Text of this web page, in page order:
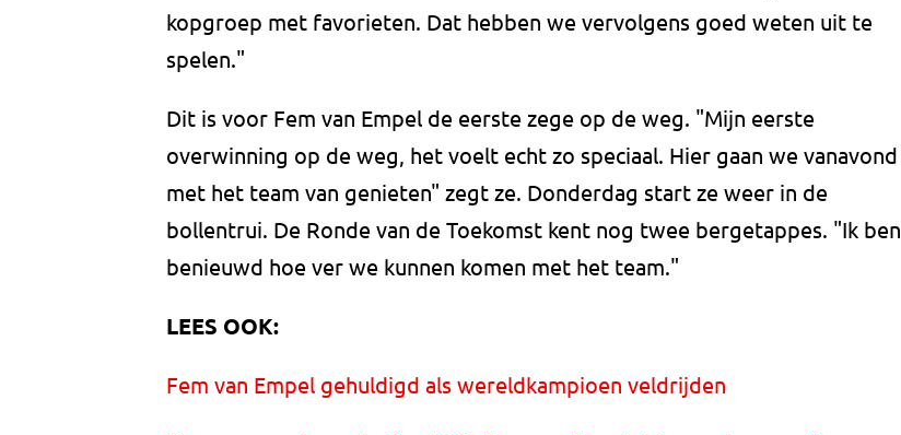
kopgroep met favorieten. Dat hebben we vervolgens goed weten uit te
spelen."
Dit is voor Fem van Empel de eerste zege op de weg. "Mijn eerste
overwinning op de weg, het voelt echt zo speciaal. Hier gaan we vanavond
met het team van genieten" zegt ze. Donderdag start ze weer in de
bollentrui. De Ronde van de Toekomst kent nog twee bergetappes. "Ik ben
benieuwd hoe ver we kunnen komen met het team."
LEES OOK:
Fem van Empel gehuldigd als wereldkampioen veldrijden